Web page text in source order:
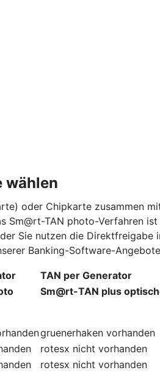
wählen
oder Chipkarte zusammen
TAN photo-Verfahren
Sie nutzen die
Banking-Software-
TAN per Generator
Sm@rt-TAN plus
gruenerhaken vorhanden
rotesx nicht vorhanden
rotesx nicht vorhanden